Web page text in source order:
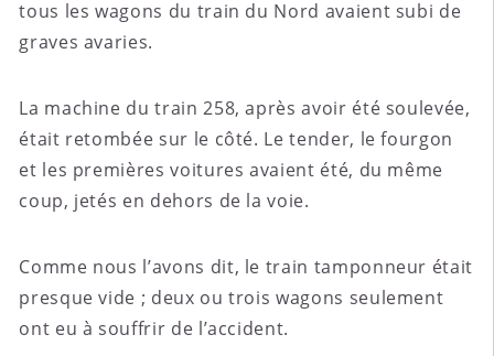
tous les wagons du train du Nord avaient subi de
graves avaries.
La machine du train 258, après avoir été soulevée,
était retombée sur le côté. Le tender, le fourgon
et les premières voitures avaient été, du même
coup, jetés en dehors de la voie.
Comme nous l’avons dit, le train tamponneur était
presque vide ; deux ou trois wagons seulement
ont eu à souffrir de l’accident.